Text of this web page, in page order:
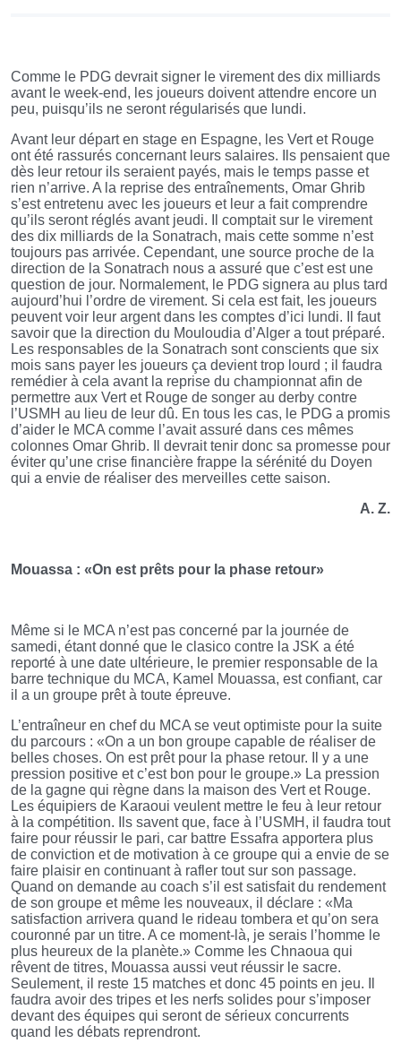
Comme le PDG devrait signer le virement des dix milliards
avant le week-end, les joueurs doivent attendre encore un
peu, puisqu’ils ne seront régularisés que lundi.
Avant leur départ en stage en Espagne, les Vert et Rouge
ont été rassurés concernant leurs salaires. Ils pensaient que
dès leur retour ils seraient payés, mais le temps passe et
rien n’arrive. A la reprise des entraînements, Omar Ghrib
s’est entretenu avec les joueurs et leur a fait comprendre
qu’ils seront réglés avant jeudi. Il comptait sur le virement
des dix milliards de la Sonatrach, mais cette somme n’est
toujours pas arrivée. Cependant, une source proche de la
direction de la Sonatrach nous a assuré que c’est est une
question de jour. Normalement, le PDG signera au plus tard
aujourd’hui l’ordre de virement. Si cela est fait, les joueurs
peuvent voir leur argent dans les comptes d’ici lundi. Il faut
savoir que la direction du Mouloudia d’Alger a tout préparé.
Les responsables de la Sonatrach sont conscients que six
mois sans payer les joueurs ça devient trop lourd ; il faudra
remédier à cela avant la reprise du championnat afin de
permettre aux Vert et Rouge de songer au derby contre
l’USMH au lieu de leur dû. En tous les cas, le PDG a promis
d’aider le MCA comme l’avait assuré dans ces mêmes
colonnes Omar Ghrib. Il devrait tenir donc sa promesse pour
éviter qu’une crise financière frappe la sérénité du Doyen
qui a envie de réaliser des merveilles cette saison.
A. Z.
Mouassa : «On est prêts pour la phase retour»
Même si le MCA n’est pas concerné par la journée de
samedi, étant donné que le clasico contre la JSK a été
reporté à une date ultérieure, le premier responsable de la
barre technique du MCA, Kamel Mouassa, est confiant, car
il a un groupe prêt à toute épreuve.
L’entraîneur en chef du MCA se veut optimiste pour la suite
du parcours : «On a un bon groupe capable de réaliser de
belles choses. On est prêt pour la phase retour. Il y a une
pression positive et c’est bon pour le groupe.» La pression
de la gagne qui règne dans la maison des Vert et Rouge.
Les équipiers de Karaoui veulent mettre le feu à leur retour
à la compétition. Ils savent que, face à l’USMH, il faudra tout
faire pour réussir le pari, car battre Essafra apportera plus
de conviction et de motivation à ce groupe qui a envie de se
faire plaisir en continuant à rafler tout sur son passage.
Quand on demande au coach s’il est satisfait du rendement
de son groupe et même les nouveaux, il déclare : «Ma
satisfaction arrivera quand le rideau tombera et qu’on sera
couronné par un titre. A ce moment-là, je serais l’homme le
plus heureux de la planète.» Comme les Chnaoua qui
rêvent de titres, Mouassa aussi veut réussir le sacre.
Seulement, il reste 15 matches et donc 45 points en jeu. Il
faudra avoir des tripes et les nerfs solides pour s’imposer
devant des équipes qui seront de sérieux concurrents
quand les débats reprendront.